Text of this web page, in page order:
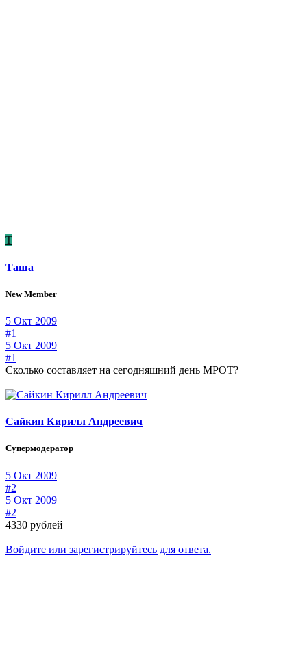
Т
Таша
New Member
5 Окт 2009
#1
5 Окт 2009
#1
Сколько составляет на сегодняшний день МРОТ?
Сайкин Кирилл Андреевич
Супермодератор
5 Окт 2009
#2
5 Окт 2009
#2
4330 рублей
Войдите или зарегистрируйтесь для ответа.